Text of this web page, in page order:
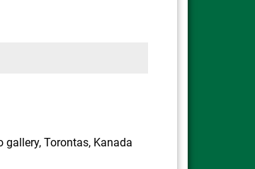
Torontas, Kanada